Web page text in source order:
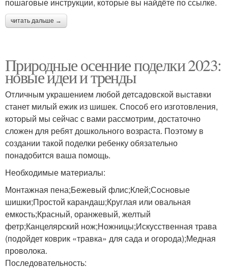
читать дальше →
Природные осенние поделки 2023:
новые идеи и тренды
Отличным украшением любой детсадовской выставки
станет милый ежик из шишек. Способ его изготовления,
который мы сейчас с вами рассмотрим, достаточно
сложен для ребят дошкольного возраста. Поэтому в
создании такой поделки ребенку обязательно
понадобится ваша помощь.
Необходимые материалы:
Монтажная пена;Бежевый флис;Клей;Сосновые
шишки;Простой карандаш;Круглая или овальная
емкость;Красный, оранжевый, желтый
фетр;Канцелярский нож;Ножницы;Искусственная трава
(подойдет коврик «травка» для сада и огорода);Медная
проволока.
Последовательность: